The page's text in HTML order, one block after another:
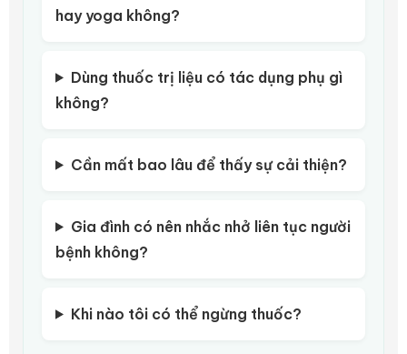
hay yoga không?
Dùng thuốc trị liệu có tác dụng phụ gì
không?
Cần mất bao lâu để thấy sự cải thiện?
Gia đình có nên nhắc nhở liên tục người
bệnh không?
Khi nào tôi có thể ngừng thuốc?